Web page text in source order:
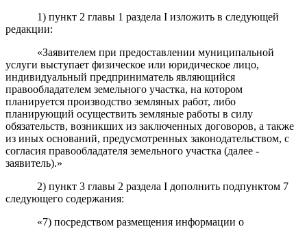
1) пункт 2 главы 1 раздела I изложить в следующей
редакции:
«Заявителем при предоставлении муниципальной
услуги выступает физическое или юридическое лицо,
индивидуальный предприниматель являющийся
правообладателем земельного участка, на котором
планируется производство земляных работ, либо
планирующий осуществить земляные работы в силу
обязательств, возникших из заключенных договоров, а также
из иных оснований, предусмотренных законодательством, с
согласия правообладателя земельного участка (далее -
заявитель).»
2) пункт 3 главы 2 раздела I дополнить подпунктом 7
следующего содержания:
«7) посредством размещения информации о